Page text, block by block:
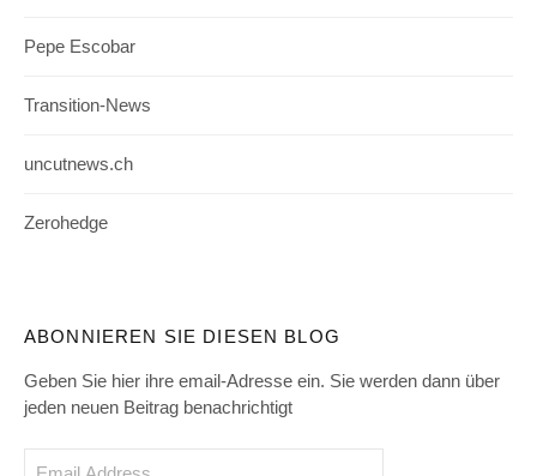
Pepe Escobar
Transition-News
uncutnews.ch
Zerohedge
ABONNIEREN SIE DIESEN BLOG
Geben Sie hier ihre email-Adresse ein. Sie werden dann über
jeden neuen Beitrag benachrichtigt